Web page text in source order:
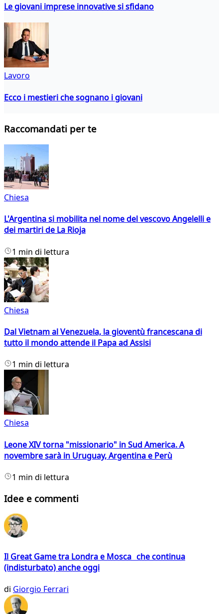
Le giovani imprese innovative si sfidano
Lavoro
Ecco i mestieri che sognano i giovani
Raccomandati per te
Chiesa
L'Argentina si mobilita nel nome del vescovo Angelelli e
dei martiri de La Rioja
1 min di lettura
Chiesa
Dal Vietnam al Venezuela, la gioventù francescana di
tutto il mondo attende il Papa ad Assisi
1 min di lettura
Chiesa
Leone XIV torna "missionario" in Sud America. A
novembre sarà in Uruguay, Argentina e Perù
1 min di lettura
Idee e commenti
Il Great Game tra Londra e Mosca che continua
(indisturbato) anche oggi
di Giorgio Ferrari